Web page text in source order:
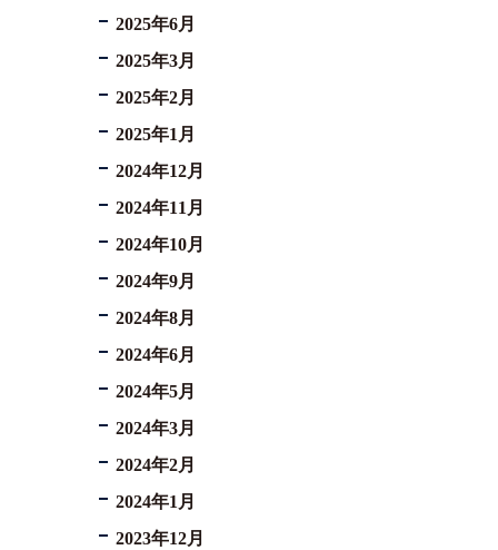
2025年6月
2025年3月
2025年2月
2025年1月
2024年12月
2024年11月
2024年10月
2024年9月
2024年8月
2024年6月
2024年5月
2024年3月
2024年2月
2024年1月
2023年12月